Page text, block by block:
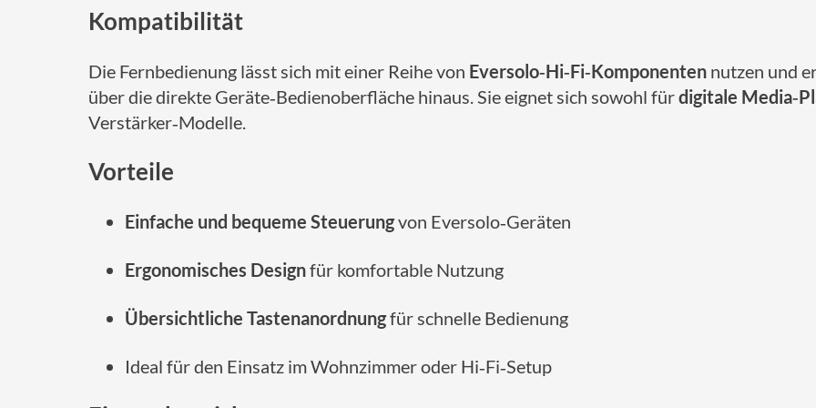
Kompatibilität
Die Fernbedienung lässt sich mit einer Reihe von Eversolo‑Hi‑Fi‑Komponenten nutzen und
über die direkte Geräte‑Bedienoberfläche hinaus. Sie eignet sich sowohl fürdigitale
Verstärker‑Modelle.
Vorteile
Einfache und bequeme Steuerungvon Eversolo‑Geräten
Ergonomisches Designfür komfortable Nutzung
Übersichtliche Tastenanordnungfür schnelle Bedienung
Ideal für den Einsatz im Wohnzimmer oder Hi‑Fi‑Setup